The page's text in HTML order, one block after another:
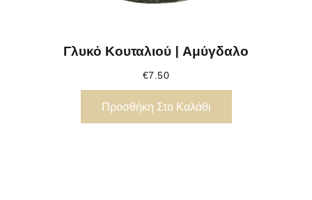
Γλυκό Κουταλιού | Αμύγδαλο
€7.50
Προσθήκη Στο Καλάθι